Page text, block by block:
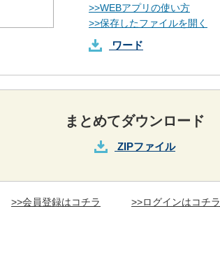
>>WEBアプリの使い方
>>保存したファイルを開く
ワード
まとめてダウンロード
ZIPファイル
>>会員登録はコチラ >>ログインはコチラ